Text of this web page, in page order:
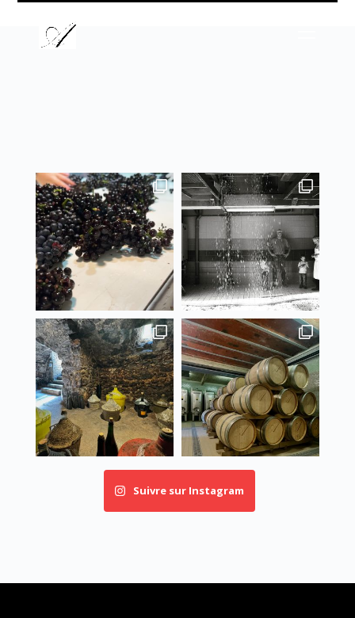
Suivre sur Instagram